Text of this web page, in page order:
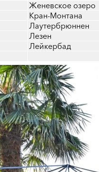
Женевское озеро
Кран-Монтана
Лаутербрюннен
Лезен
Лейкербад